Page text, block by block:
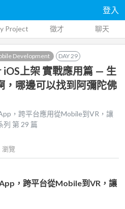
登入
Project 徵才 聊天
Development DAY29
上架 實戰應用篇 — 生
，哪邊可以找到阿彌陀佛
，跨平台應用從Mobile到VR，讓
列 第29 篇
瀏覽
，跨平台從Mobile到VR，讓